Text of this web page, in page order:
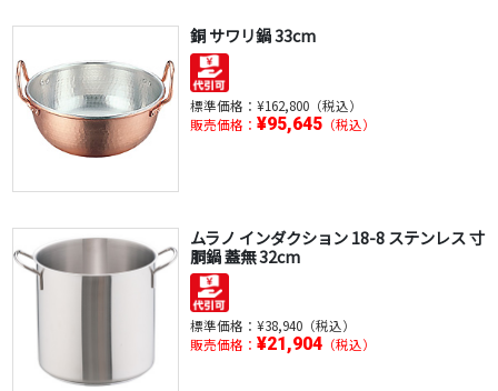
銅 サワリ鍋 33cm
標準価格： ¥162,800（税込）
販売価格： ¥95,645（税込）
ムラノ インダクション 18-8 ステンレス 寸
胴鍋 蓋無 32cm
標準価格： ¥38,940（税込）
販売価格： ¥21,904（税込）